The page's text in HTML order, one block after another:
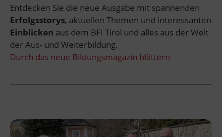
Entdecken Sie die neue Ausgabe mit spannenden
Erfolgsstorys, aktuellen Themen und interessanten
Einblicken aus dem BFI Tirol und alles aus der Welt
der Aus- und Weiterbildung.
Durch das neue Bildungsmagazin blättern